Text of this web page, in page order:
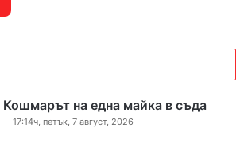
Кошмарът на една майка в съда
17:14ч, петък, 7 август, 2026